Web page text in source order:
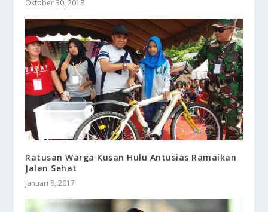
Oktober 30, 2018
Ratusan Warga Kusan Hulu Antusias Ramaikan
Jalan Sehat
Januari 8, 2017